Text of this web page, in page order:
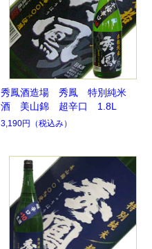
秀鳳酒造場 秀鳳 特別純米
酒 美山錦 超辛口 1.8L
3,190円 （税込み）